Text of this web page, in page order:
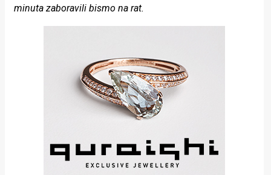
minuta zaboravili bismo na rat.